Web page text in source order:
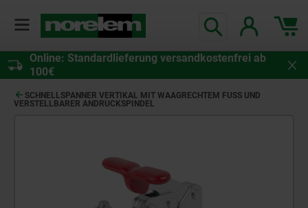
Online: Standardlieferung versandkostenfrei ab
100€
SCHNELLSPANNER VERTIKAL MIT WAAGRECHTEM FUSS UND V
ERSTELLBARER ANDRUCKSPINDEL